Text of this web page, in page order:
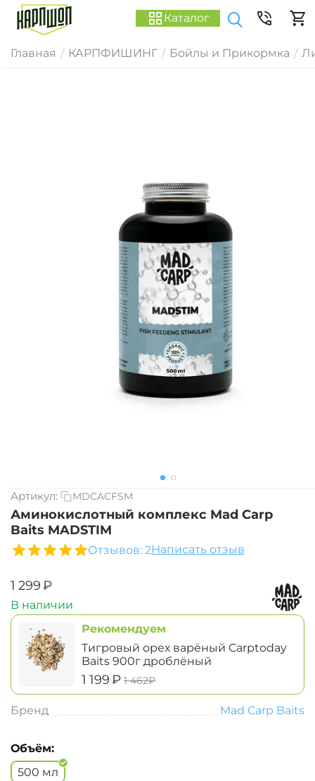
Каталог
Главная / КАРПФИШИНГ / Бойлы и Прикормка /
Артикул: MDCACFSM
Аминокислотный комплекс Mad Carp
Baits MADSTIM
Отзывов: 2Написать отзыв
‍1 299‍₽
В наличии
Рекомендуем
Тигровый орех варёный Carptoday
Baits 900г дроблёный
‍1 199‍₽ ‍1 462‍₽
Бренд Mad Carp Baits
Объём:
500 мл